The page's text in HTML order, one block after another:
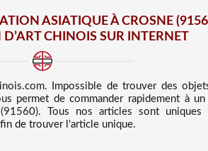
ASIATIQUE À CROSNE
CHINOIS SUR INTERNET
Impossible de trouver des
permet de commander rapidement à
Tous nos articles sont
de trouver l'article unique.